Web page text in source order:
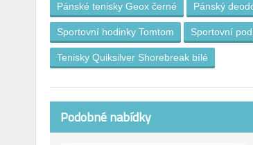
Pánské tenisky Geox černé Pánský
Sportovní hodinky Tomtom Sportovní
Tenisky Quiksilver Shorebreak bílé
Podobné nabídky